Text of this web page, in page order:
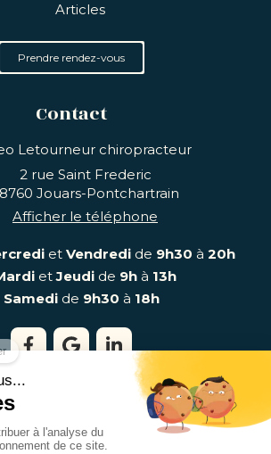
Articles
Prendre rendez-vous
Contact
Letourneur chiropracteur
2 rue Saint Frederic
Jouars-Pontchartrain
Afficher le téléphone
et Vendredide 9h30 à 20h
etJeudide 9hà 13h
Samedi de 9h30 à 18h
- Chiropracteur Jouars-
Plan du site